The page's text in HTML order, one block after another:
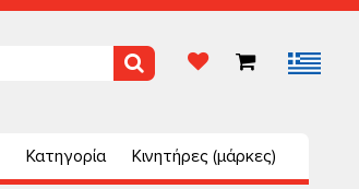
Κατηγορία Κινητήρες (μάρκες)